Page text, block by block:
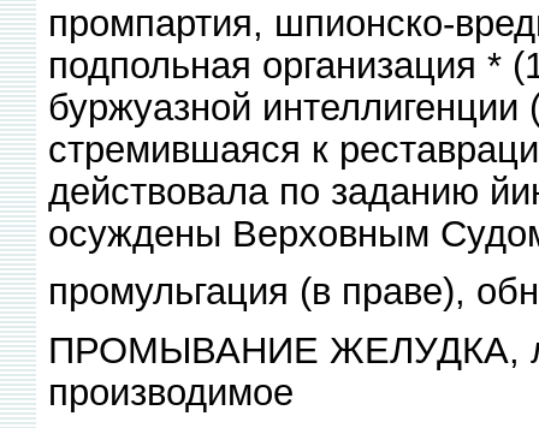
промпартия, шпионско-
подпольная организация *
буржуазной
стремившаяся к
действовала по заданию
осуждены Верховным
промульгация (в праве),
ПРОМЫВАНИЕ ЖЕЛУДКА,
производимое